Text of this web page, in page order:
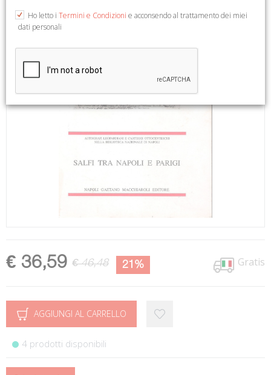
€ 36,59 € 46,48 21% Gratis
AGGIUNGI AL CARRELLO
4 prodotti disponibili
Ho letto i Termini e Condizioni e acconsendo al trattamento dei miei
dati personali